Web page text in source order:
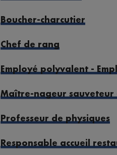
Boucher-charcutier
Chef de rang
Employé polyvalent -
Maître-nageur sauveteur
Professeur de physiques
Responsable accueil